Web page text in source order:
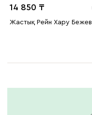
14 850
Жастық Рейн Хару